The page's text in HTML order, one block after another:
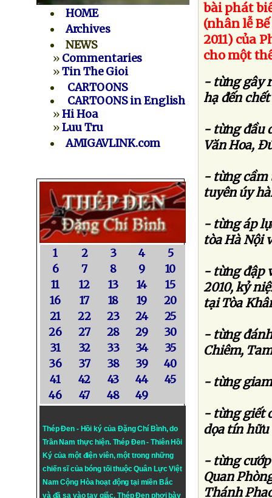
HOME
Archives
NEWS
» Commentaries
»Tin The Gioi
CARTOONS
CARTOONS in English
»Hi Hoa
»Luu Tru
AMIGAVLINK.com
1 2 3 4
5
6
7 8 9
10
11
12 13 14
15
16
17 18 19
20
21
22 23 24
25
26
27 28 29
30
31
32 33 34
35
36
37 38 39
40
41
42 43 44
45
46
47 48 49
Thép Đen - Hồi ký của Đặng Chí Bình, do
Trần Nam thực hiện. Thép Đen- Thiên Hồi
Ký của một điện viên, một trong những
chiến sĩ của bóng tối thuộc Quân Lực Việt
Nam Cộng Hòa hoạt động tại miền Bắc
và đã sa vào tay giặc. Thép Đen phơi bày
bài phát
(nhân lễ
2011) của
cho một
- từng gây
hạ đến
- từng đầu
Văn Hoa,
- từng cầm
tuyên úy
- từng áp
tòa Hà Nội
- từng đập
2010, kỷ
tại Tòa
- từng
Chiêm,
- từng
- từng giết
dọa tín hữu
- từng cướp
Quan
Thánh